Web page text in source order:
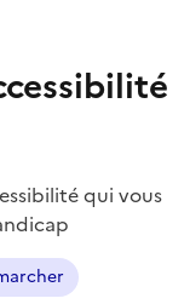
qui vous